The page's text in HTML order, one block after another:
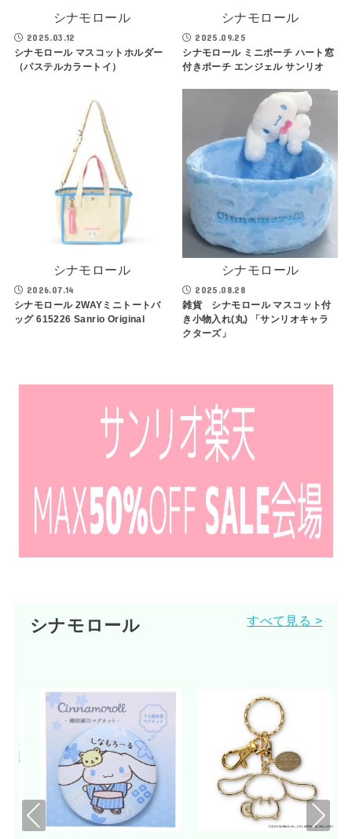
シナモロール
2025.03.12
シナモロール マスコットホルダー
（パステルカラートイ）
シナモロール
2025.09.25
シナモロール ミニポーチ ハート窓
付きポーチ エンジェル サンリオ
シナモロール
2026.07.14
シナモロール 2WAYミニトートバ
ッグ 615226 Sanrio Original
シナモロール
2025.08.28
雑貨 シナモロール マスコット付
き小物入れ(丸) 「サンリオキャラ
クターズ」
シナモロール すべて見る >
Pre
Nex